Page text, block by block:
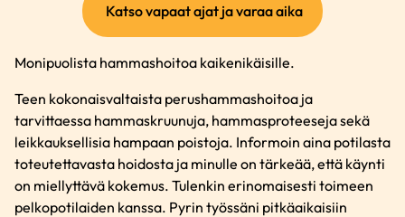
Katso vapaat ajat ja varaa aika(ulkoinen
linkki)
Monipuolista hammashoitoa kaikenikäisille.
Teen kokonaisvaltaista perushammashoitoa ja
tarvittaessa hammaskruunuja, hammasproteeseja sekä
leikkauksellisia hampaan poistoja. Informoin aina potilasta
toteutettavasta hoidosta ja minulle on tärkeää, että käynti
on miellyttävä kokemus. Tulenkin erinomaisesti toimeen
pelkopotilaiden kanssa. Pyrin työssäni pitkäaikaisiin